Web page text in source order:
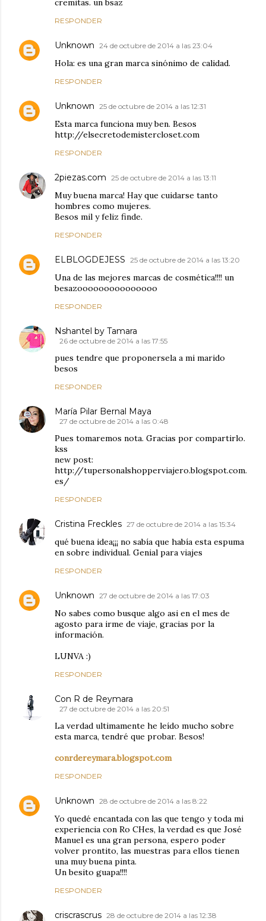
cremitas. un bsaz
RESPONDER
Unknown 24 de octubre de 2014 a las 23:04
Hola: es una gran marca sinónimo de calidad.
RESPONDER
Unknown 25 de octubre de 2014 a las 12:31
Esta marca funciona muy ben. Besos
http://elsecretodemistercloset.com
RESPONDER
2piezas.com 25 de octubre de 2014 a las 13:11
Muy buena marca! Hay que cuidarse tanto
hombres como mujeres.
Besos mil y feliz finde.
RESPONDER
ELBLOGDEJESS 25 de octubre de 2014 a las 13:20
Una de las mejores marcas de cosmética!!!! un
besazooooooooooooooo
RESPONDER
Nshantel by Tamara
26 de octubre de 2014 a las 17:55
pues tendre que proponersela a mi marido
besos
RESPONDER
María Pilar Bernal Maya
27 de octubre de 2014 a las 0:48
Pues tomaremos nota. Gracias por compartirlo.
kss
new post:
http://tupersonalshopperviajero.blogspot.com.
es/
RESPONDER
Cristina Freckles 27 de octubre de 2014 a las 15:34
qué buena idea¡¡¡ no sabía que había esta espuma
en sobre individual. Genial para viajes
RESPONDER
Unknown 27 de octubre de 2014 a las 17:03
No sabes como busque algo asi en el mes de
agosto para irme de viaje, gracias por la
información.
LUNVA :)
RESPONDER
Con R de Reymara
27 de octubre de 2014 a las 20:51
La verdad ultimamente he leído mucho sobre
esta marca, tendré que probar. Besos!
conrdereymara.blogspot.com
RESPONDER
Unknown 28 de octubre de 2014 a las 8:22
Yo quedé encantada con las que tengo y toda mi
experiencia con Ro CHes, la verdad es que José
Manuel es una gran persona, espero poder
volver prontito, las muestras para ellos tienen
una muy buena pinta.
Un besito guapa!!!!
RESPONDER
criscrascrus 28 de octubre de 2014 a las 12:38